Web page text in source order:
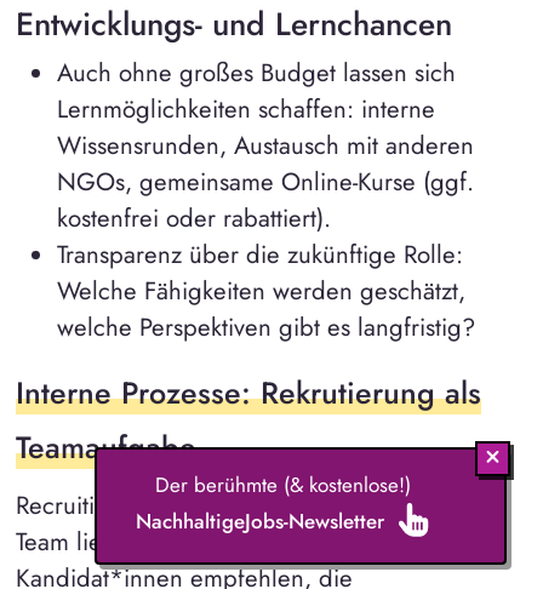
Entwicklungs- und Lernchancen
Auch ohne großes Budget lassen sich
Lernmöglichkeiten schaffen: interne
Wissensrunden, Austausch mit anderen
NGOs, gemeinsame Online-Kurse (ggf.
kostenfrei oder rabattiert).
Transparenz über die zukünftige Rolle:
Welche Fähigkeiten werden geschätzt,
welche Perspektiven gibt es langfristig?
Interne Prozesse: Rekrutierung als
Teamaufgabe
Recruiting darf nicht allein bei einer Person im
Team liegen. Alle können beitragen, indem sie
Kandidat*innen empfehlen, die
Der berühmte (& kostenlose!)
NachhaltigeJobs-Newsletter